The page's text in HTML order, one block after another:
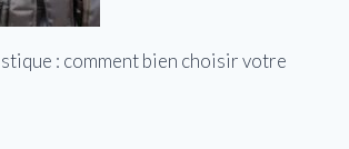
: comment bien choisir votre